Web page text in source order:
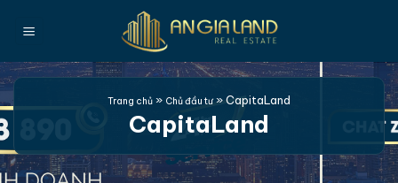
qua
dung
Trang chủ » Chủ đầu tư »CapitaLand
CapitaLand